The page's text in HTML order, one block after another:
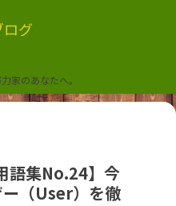
グ
家のあなたへ。
語集No.24】今
（User）を徹